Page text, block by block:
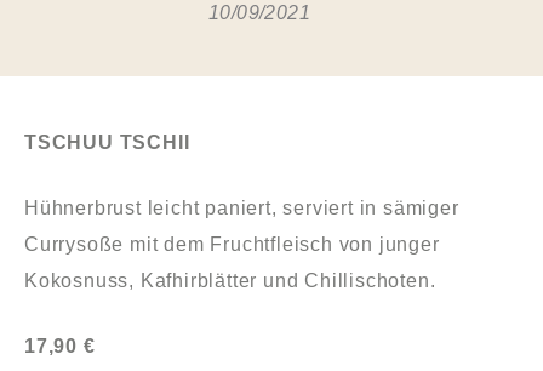
10/09/2021
TSCHUU TSCHII
Hühnerbrust leicht paniert, serviert in sämiger
Currysoße mit dem Fruchtfleisch von junger
Kokosnuss, Kafhirblätter und Chillischoten.
17,90 €